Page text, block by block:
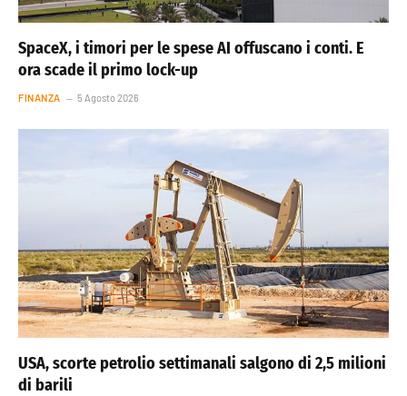
SpaceX, i timori per le spese AI offuscano i conti. E
ora scade il primo lock-up
FINANZA 5 Agosto 2026
USA, scorte petrolio settimanali salgono di 2,5 milioni
di barili